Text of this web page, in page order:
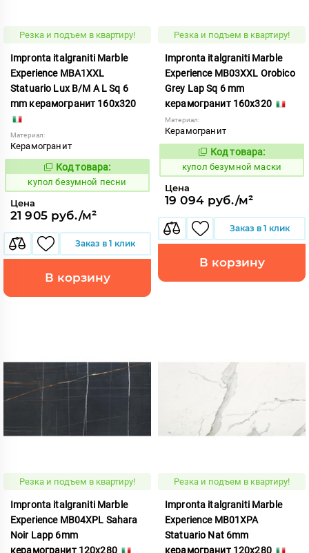
Резка и подъем в квартиру!
Impronta italgraniti Marble
Experience MBA1XXL
Statuario Lux B/M A L Sq 6
mm керамогранит 160x320
Материал:
Керамогранит
858569
Код товара:
купол безумной песни
Цена
21 905 руб./м²
Заказ в 1 клик
В корзину
Резка и подъем в квартиру!
Impronta italgraniti Marble
Experience MB03XXL Orobico
Grey Lap Sq 6 mm
керамогранит 160x320
Материал:
Керамогранит
858547
Код товара:
купол безумной маски
Цена
19 094 руб./м²
Заказ в 1 клик
В корзину
Резка и подъем в квартиру!
Impronta italgraniti Marble
Experience MB04XPL Sahara
Noir Lapp 6mm
керамогранит 120x280
Резка и подъем в квартиру!
Impronta italgraniti Marble
Experience MB01XPA
Statuario Nat 6mm
керамогранит 120x280